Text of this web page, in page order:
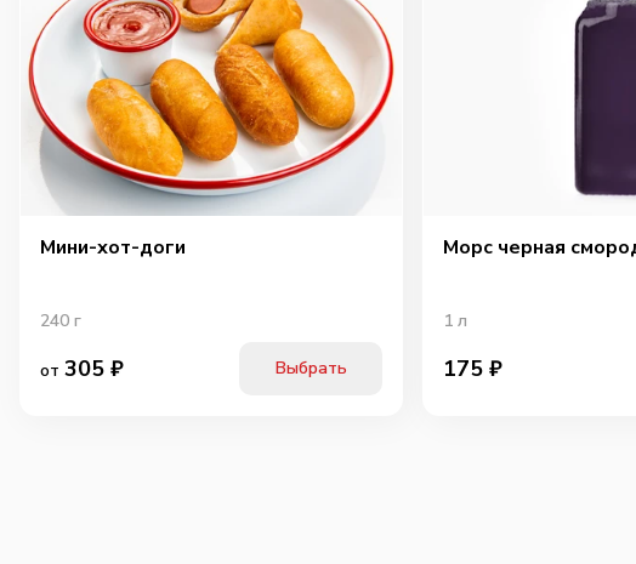
Мини-хот-доги
240 г
от 305 ₽ Выбрать
Морс черная
1 л
175 ₽